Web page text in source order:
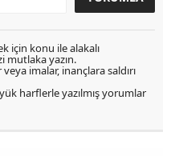
için konu ile alakalı
mutlaka yazın.
imalar, inançlara saldırı
harflerle yazılmış yorumlar